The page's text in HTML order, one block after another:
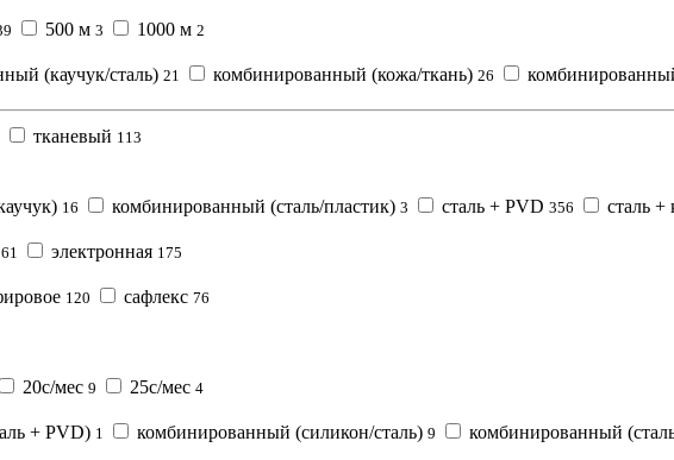
500 м 3 1000 м 2
(каучук/сталь) 21 комбинированный (кожа/ткань) 26
тканевый 113
16 комбинированный (сталь/пластик) 3 сталь + PVD 356 сталь +
61 электронная 175
120 сафлекс 76
20с/мес 9 25с/мес 4
+ PVD) 1 комбинированный (силикон/сталь) 9 комбинированный